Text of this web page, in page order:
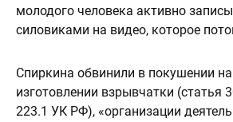
молодого человека активно
силовиками на видео, которое
Спиркина обвинили в покушении
изготовлении взрывчатки (статья
223.1 УК РФ), «организации